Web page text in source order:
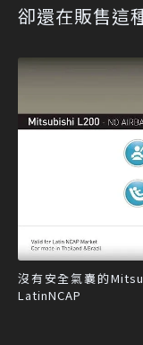
卻還在販售這
沒有安全氣囊的
LatinNCAP